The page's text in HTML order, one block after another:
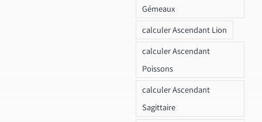
Gémeaux
calculer Ascendant Lion
calculer Ascendant
Poissons
calculer Ascendant
Sagittaire